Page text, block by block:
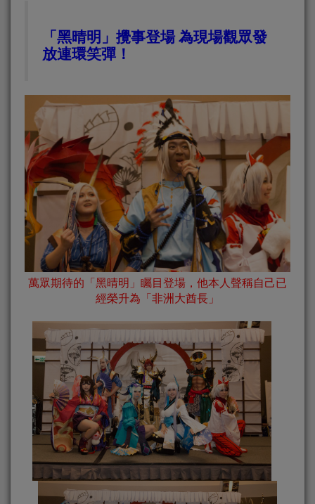
「黑晴明」攪事登場 為現場觀眾發
放連環笑彈！
萬眾期待的「黑晴明」矚目登場，他本人聲稱自己已
經榮升為「非洲大酋長」